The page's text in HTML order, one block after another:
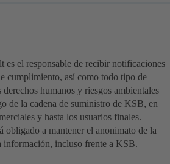
el responsable de recibir notificaciones
cumplimiento, así como todo tipo de
humanos y riesgos ambientales
de la cadena de suministro de KSB, en
y hasta los usuarios finales.
obligado a mantener el anonimato de la
información, incluso frente a KSB.